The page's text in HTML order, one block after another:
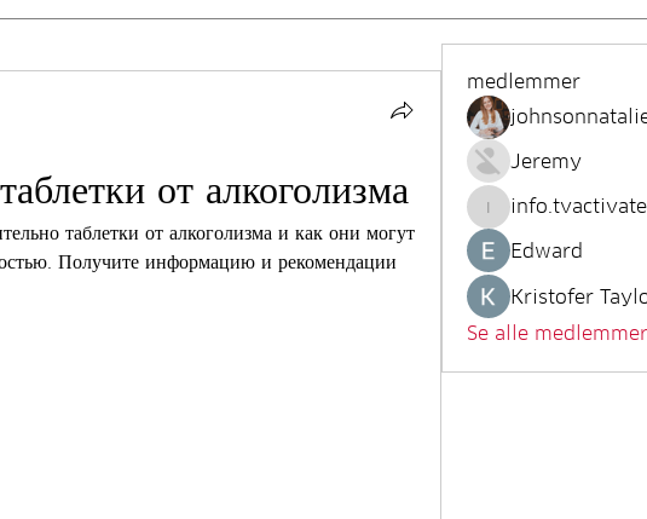
от алкоголизма
таблетки от алкоголизма и как они могут
Получите информацию и рекомендации
medlemmer
Jeremy
info.tvactivatecode
Edward
Kristofer
Se alle